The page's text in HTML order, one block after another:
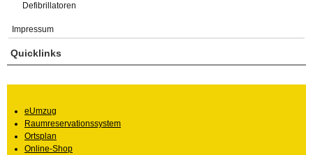
Defibrillatoren
Impressum
Quicklinks
eUmzug
Raumreservationssystem
Ortsplan
Online-Shop